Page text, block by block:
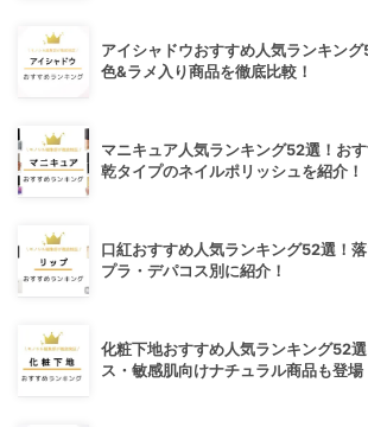
アイシャドウおすすめ人気ランキン
色&ラメ入り商品を徹底比較！
マニキュア人気ランキング52選！お
乾タイプのネイルポリッシュを紹介！
口紅おすすめ人気ランキング52選！
プラ・デパコス別に紹介！
化粧下地おすすめ人気ランキング52
ス・敏感肌向けナチュラル商品も登場